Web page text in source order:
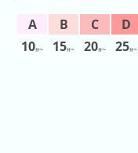
前
10分〜 15分〜 20分〜 25分〜